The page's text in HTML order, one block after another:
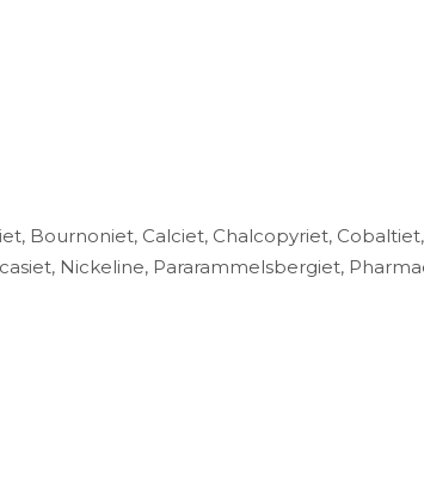
Bournoniet, Calciet, Chalcopyriet,
Nickeline, Pararammelsbergiet,